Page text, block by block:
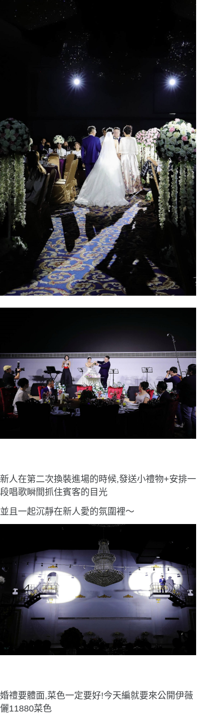
新人在第二次換裝進場的時候,發送小禮物+安排一
段唱歌瞬間抓住賓客的目光
並且一起沉靜在新人愛的氛圍裡〜
婚禮要體面,菜色一定要好!今天編就要來公開伊薇
儷11880菜色